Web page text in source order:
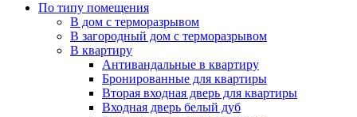
По типу помещения
В дом с терморазрывом
В загородный дом с терморазрывом
В квартиру
Антивандальные в квартиру
Бронированные для квартиры
Вторая входная дверь для квартиры
Входная дверь белый дуб